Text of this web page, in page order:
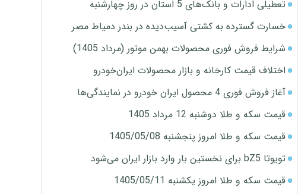
تعطیلی ادارات و بانک‌های 5 استان در روز چهارشنبه
خسارت گسترده به کشتی آسیب‌دیده در بندر دمیاط مصر
شرایط فروش فوری محصولات بهمن موتور (مرداد 1405)
اختلاف قیمت کارخانه و بازار محصولات ایران‌خودرو
آغاز فروش فوری 4 محصول ایران خودرو در نمایندگی‌ها
قیمت سکه و طلا دوشنبه 12 مرداد 1405
قیمت سکه و طلا امروز پنجشنبه 1405/05/08
تویوتا bZ5 برای نخستین بار وارد بازار ایران می‌شود
قیمت سکه و طلا امروز یکشنبه 1405/05/11